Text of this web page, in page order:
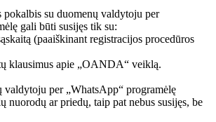
pokalbis su duomenų valdytoju per
gali būti susijęs tik su:
(paaiškinant registracijos procedūros
klausimus apie „OANDA“ veiklą.
valdytoju per „WhatsApp“ programėlę
nuorodų ar priedų, taip pat nebus susijęs, be